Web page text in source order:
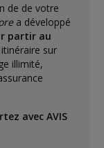
de de votre
a développé
partir au
sur
illimité,
avec AVIS